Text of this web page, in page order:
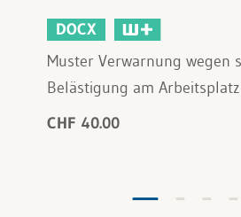
DOCX
Muster Verwarnung wegen
Belästigung am Arbeitsplatz
CHF 40.00